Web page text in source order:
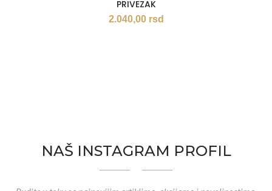
PRIVEZAK
2.040,00 rsd
NAŠ INSTAGRAM PROFIL